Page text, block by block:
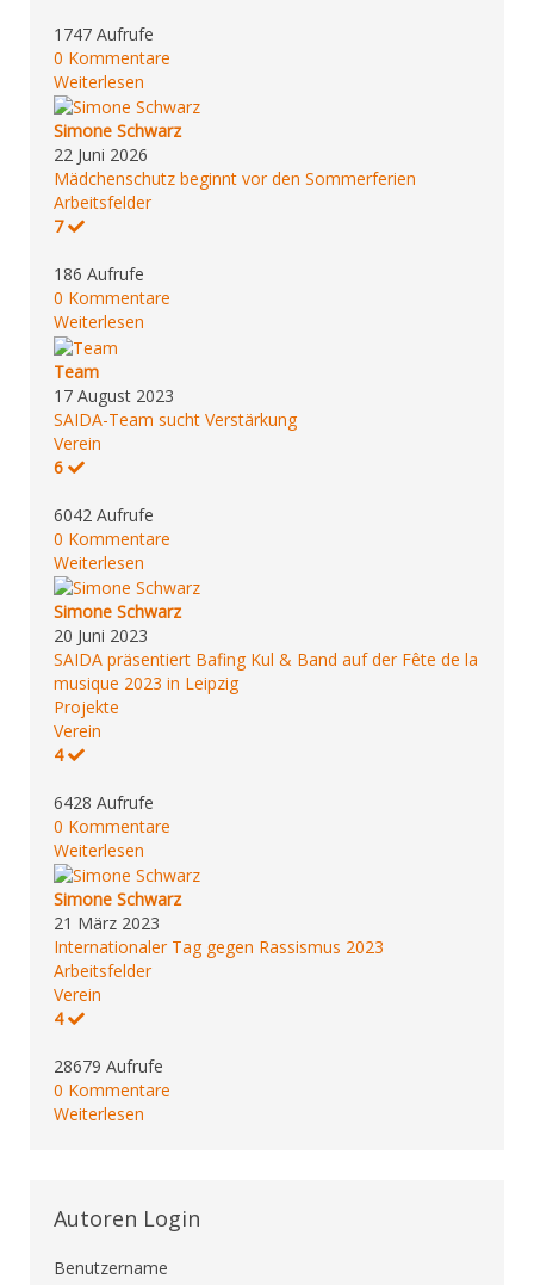
1747 Aufrufe
0 Kommentare
Weiterlesen
Simone Schwarz
22 Juni 2026
Mädchenschutz beginnt vor den Sommerferien
Arbeitsfelder
7
186 Aufrufe
0 Kommentare
Weiterlesen
Team
17 August 2023
SAIDA-Team sucht Verstärkung
Verein
6
6042 Aufrufe
0 Kommentare
Weiterlesen
Simone Schwarz
20 Juni 2023
SAIDA präsentiert Bafing Kul & Band auf der Fête de la
musique 2023 in Leipzig
Projekte
Verein
4
6428 Aufrufe
0 Kommentare
Weiterlesen
Simone Schwarz
21 März 2023
Internationaler Tag gegen Rassismus 2023
Arbeitsfelder
Verein
4
28679 Aufrufe
0 Kommentare
Weiterlesen
Autoren Login
Benutzername